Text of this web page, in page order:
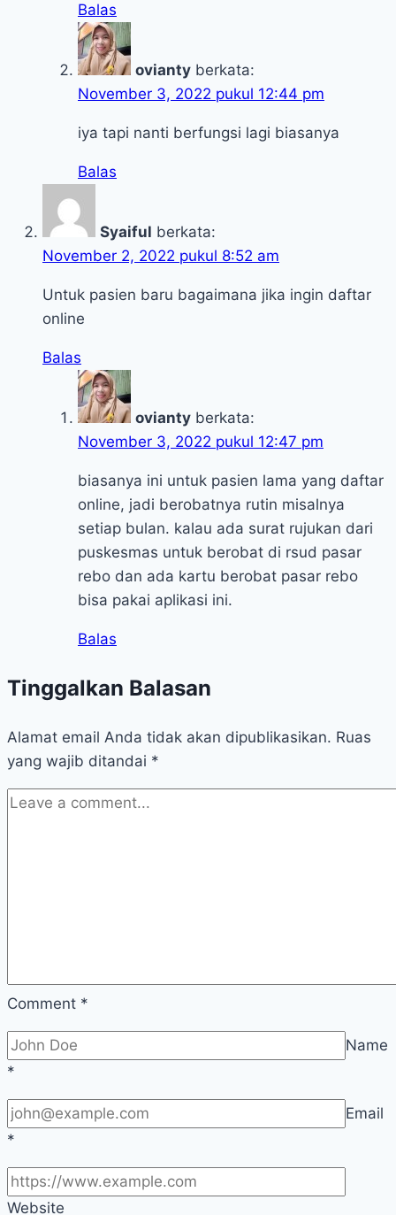
Balas
ovianty berkata:
November 3, 2022 pukul 12:44 pm
iya tapi nanti berfungsi lagi biasanya
Balas
Syaiful berkata:
November 2, 2022 pukul 8:52 am
Untuk pasien baru bagaimana jika ingin daftar
online
Balas
ovianty berkata:
November 3, 2022 pukul 12:47 pm
biasanya ini untuk pasien lama yang daftar
online, jadi berobatnya rutin misalnya
setiap bulan. kalau ada surat rujukan dari
puskesmas untuk berobat di rsud pasar
rebo dan ada kartu berobat pasar rebo
bisa pakai aplikasi ini.
Balas
Tinggalkan Balasan
Alamat email Anda tidak akan dipublikasikan. Ruas
yang wajib ditandai *
Comment *
Name
*
Email
*
Website